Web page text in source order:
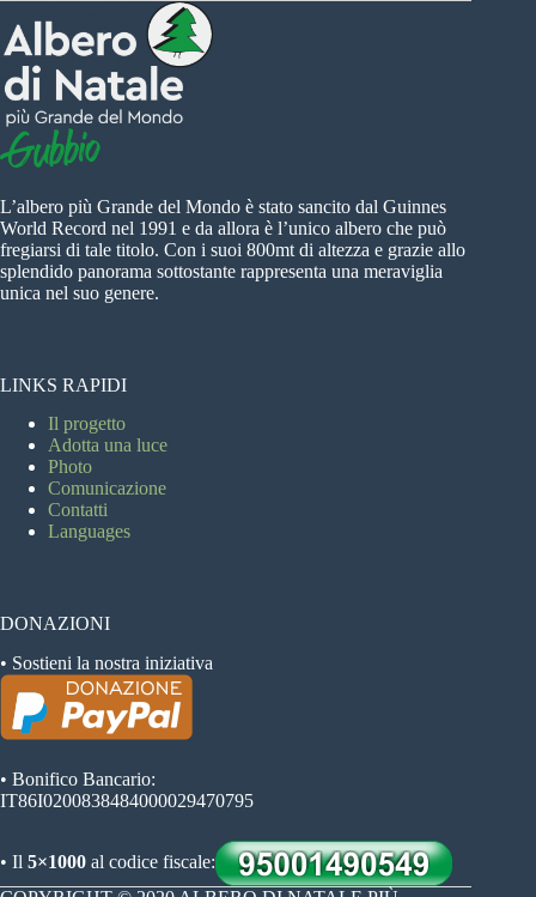
L’albero più Grande del Mondo è stato sancito dal Guinnes
World Record nel 1991 e da allora è l’unico albero che può
fregiarsi di tale titolo. Con i suoi 800mt di altezza e grazie allo
splendido panorama sottostante rappresenta una meraviglia
unica nel suo genere.
LINKS RAPIDI
Il progetto
Adotta una luce
Photo
Comunicazione
Contatti
Languages
DONAZIONI
• Sostieni la nostra iniziativa
• Bonifico Bancario:
IT86I0200838484000029470795
• Il 5×1000 al codice fiscale: